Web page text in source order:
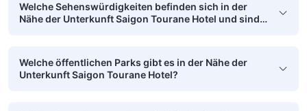
Welche Sehenswürdigkeiten befinden sich in der
Nähe der Unterkunft Saigon Tourane Hotel und sind
Welche öffentlichen Parks gibt es in der Nähe der
Unterkunft Saigon Tourane Hotel?